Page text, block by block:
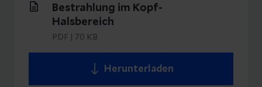
Bestrahlung im Kopf-
Halsbereich
PDF 70 KB
Herunterladen